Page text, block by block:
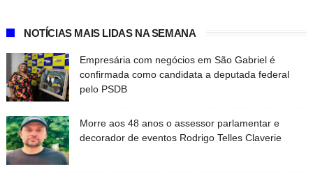
NOTÍCIAS MAIS LIDAS NA SEMANA
Empresária com negócios em São Gabriel é
confirmada como candidata a deputada federal
pelo PSDB
Morre aos 48 anos o assessor parlamentar e
decorador de eventos Rodrigo Telles Claverie